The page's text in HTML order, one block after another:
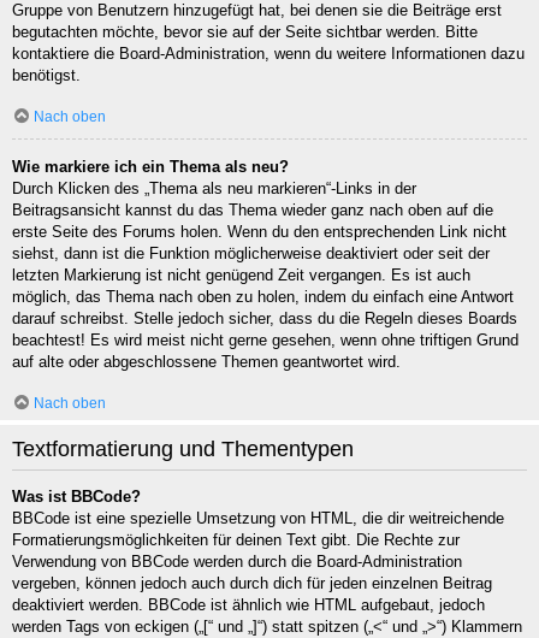
Gruppe von Benutzern hinzugefügt hat, bei denen sie die Beiträge erst
begutachten möchte, bevor sie auf der Seite sichtbar werden. Bitte
kontaktiere die Board-Administration, wenn du weitere Informationen dazu
benötigst.
Nach oben
Wie markiere ich ein Thema als neu?
Durch Klicken des „Thema als neu markieren“-Links in der
Beitragsansicht kannst du das Thema wieder ganz nach oben auf die
erste Seite des Forums holen. Wenn du den entsprechenden Link nicht
siehst, dann ist die Funktion möglicherweise deaktiviert oder seit der
letzten Markierung ist nicht genügend Zeit vergangen. Es ist auch
möglich, das Thema nach oben zu holen, indem du einfach eine Antwort
darauf schreibst. Stelle jedoch sicher, dass du die Regeln dieses Boards
beachtest! Es wird meist nicht gerne gesehen, wenn ohne triftigen Grund
auf alte oder abgeschlossene Themen geantwortet wird.
Nach oben
Textformatierung und Thementypen
Was ist BBCode?
BBCode ist eine spezielle Umsetzung von HTML, die dir weitreichende
Formatierungsmöglichkeiten für deinen Text gibt. Die Rechte zur
Verwendung von BBCode werden durch die Board-Administration
vergeben, können jedoch auch durch dich für jeden einzelnen Beitrag
deaktiviert werden. BBCode ist ähnlich wie HTML aufgebaut, jedoch
werden Tags von eckigen („[“ und „]“) statt spitzen („<“ und „>“) Klammern